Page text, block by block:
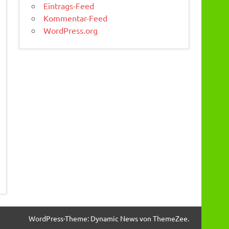
Eintrags-Feed
Kommentar-Feed
WordPress.org
WordPress-Theme: Dynamic News von ThemeZee.